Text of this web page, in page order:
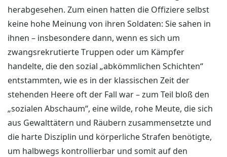
herabgesehen. Zum einen hatten die Offiziere selbst
keine hohe Meinung von ihren Soldaten: Sie sahen in
ihnen – insbesondere dann, wenn es sich um
zwangsrekrutierte Truppen oder um Kämpfer
handelte, die den sozial „abkömmlichen Schichten“
entstammten, wie es in der klassischen Zeit der
stehenden Heere oft der Fall war – zum Teil bloß den
„sozialen Abschaum“, eine wilde, rohe Meute, die sich
aus Gewalttätern und Räubern zusammensetzte und
die harte Disziplin und körperliche Strafen benötigte,
um halbwegs kontrollierbar und somit auf den